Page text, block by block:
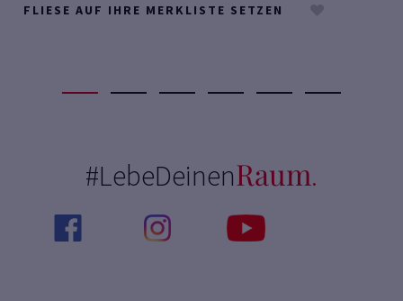
FLIESE AUF IHRE MERKLISTE SETZEN
#LebeDeinenRaum.